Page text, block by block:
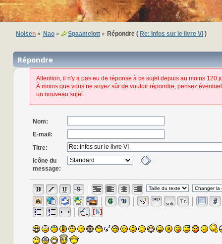
Noisen » Nao» Spaamelott» Répondre ( Re: Infos sur le livre VI )
Répondre
Attention, il n'y a pas eu de réponse à ce sujet depuis au moins 120
À moins que vous ne soyez sûr de vouloir répondre, pensez
un nouveau sujet.
Nom:
E-mail:
Titre:
Icône du
message: